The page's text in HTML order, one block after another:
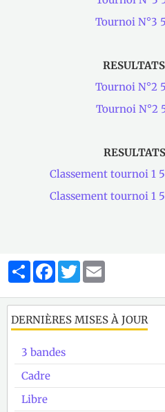
Tournoi N°3
Tournoi N°2
Tournoi N°2
Classement tournoi 1
Classement tournoi 1
PartagerFacebook
Twitter
DERNIÈRES MISES À JOUR
3 bandes
Cadre
Libre